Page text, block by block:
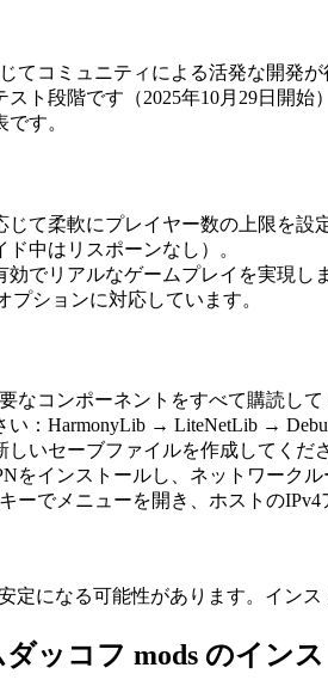
てコミュニティによる活発な開発が
ト段階です（2025年10月29日開始）
す。
て柔軟にプレイヤー数の上限を設
中はリスポーンなし）。
でリアルなゲームプレイを実現し
ションに対応しています。
なコンポーネントをすべて購読して
い：HarmonyLib → LiteNetLib →
いセーブファイルを作成してくだ
をインストールし、ネットワークル
ーでメニューを開き、ホストの
定になる可能性があります。イン
ッコフ mods のイン